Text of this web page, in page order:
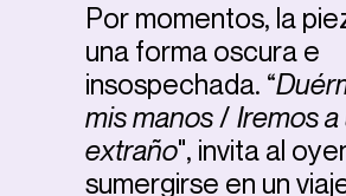
Por momentos, la
una forma oscura e
insospechada. “
mis manos / Iremos
extraño", invita al
sumergirse en un